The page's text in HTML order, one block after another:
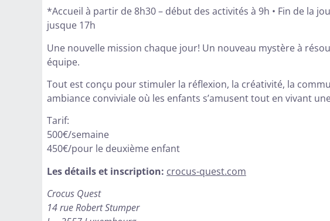
*Accueil à partir de 8h30 – début des activités à 9h • Fin de la
jusque 17h
Une nouvelle mission chaque jour! Un nouveau mystère à
équipe.
Tout est conçu pour stimuler la réflexion, la créativité, la
ambiance conviviale où les enfants s’amusent tout en vivant
Tarif:­
500€/semaine
450€/pour le deuxième enfant
Les détails et inscription: crocus-quest.com
Crocus Quest
14 rue Robert Stumper